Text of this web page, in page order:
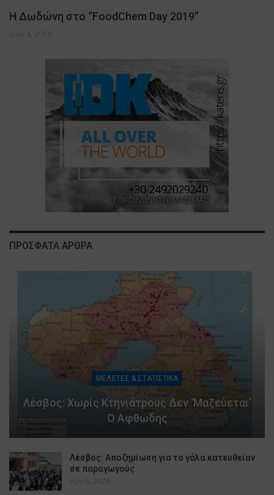
Η Δωδώνη στο “FoodChem Day 2019”
Ιούν 4, 2019
ΠΡΟΣΦΑΤΑ ΑΡΘΡΑ
ΜΕΛΕΤΕΣ & ΣΤΑΤΙΣΤΙΚΑ
Λέσβος: Χωρίς Κτηνιάτρους Δεν ‘μαζεύεται’
Ο Αφθώδης
Λέσβος: Αποζημίωση για το γάλα κατευθείαν
σε παραγωγούς
Αυγ 6, 2026